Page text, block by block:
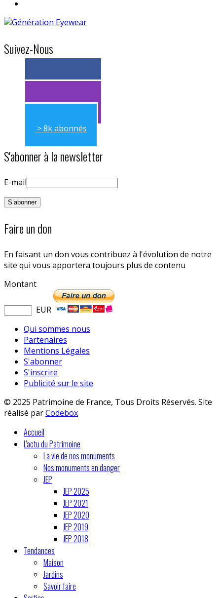
Suivez-Nous
> 11k abonnés
> 11k abonnés
> 8k abonnés
S'abonner à la newsletter
E-mail
Faire un don
En faisant un don vous contribuez à l'évolution de notre
site qui vous apportera toujours plus de contenu
Montant
EUR
Qui sommes nous
Partenaires
Mentions Légales
S'abonner
S'inscrire
Publicité sur le site
© 2025 Patrimoine de France, Tous Droits Réservés. Site
réalisé parCodebox
Accueil
L'actu du Patrimoine
La vie de nos monuments
Nos monuments en danger
JEP
JEP 2025
JEP 2021
JEP 2020
JEP 2019
JEP 2018
Tendances
Maison
Jardins
Savoir faire